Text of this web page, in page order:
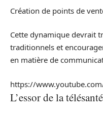
Création de points de
Cette dynamique devrait
traditionnels et
en matière de
https://
L’essor de la